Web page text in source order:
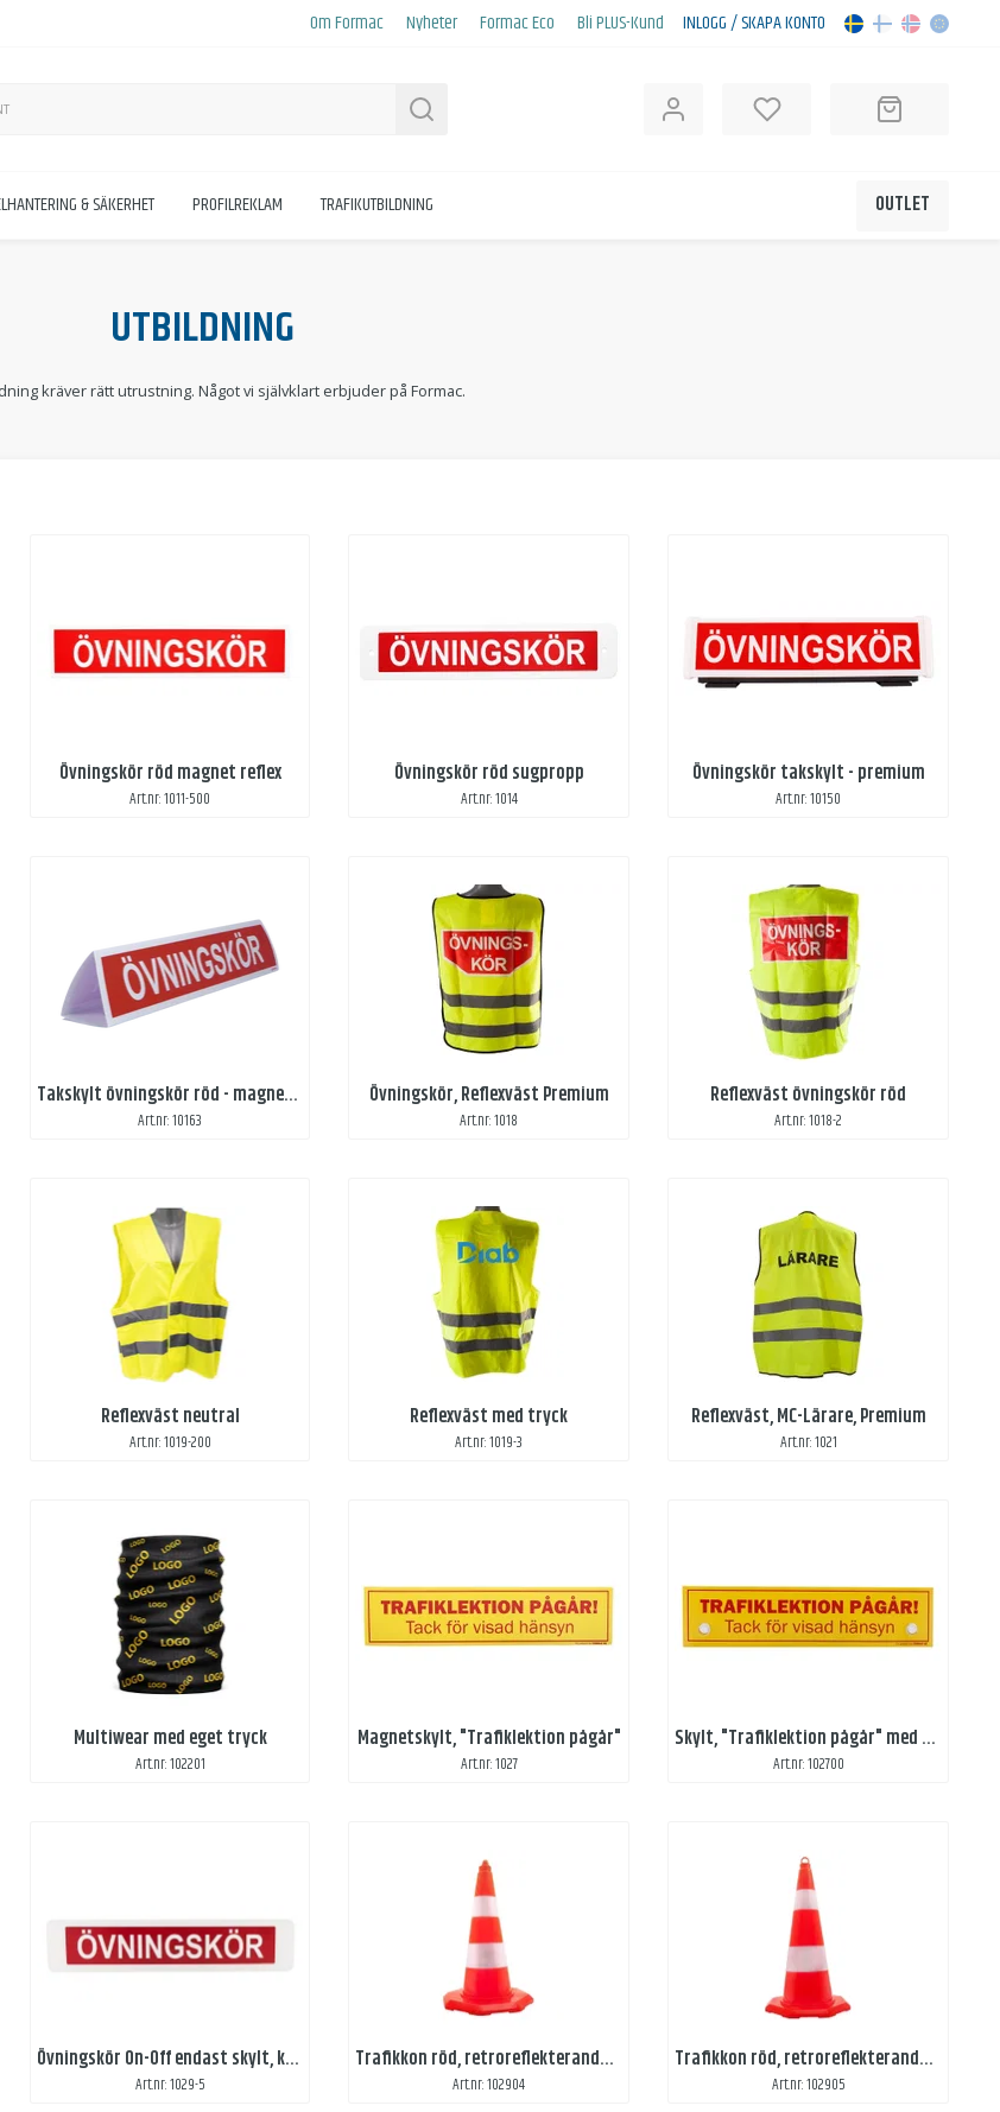
Om Formac Nyheter Formac Eco Bli PLUS-Kund INLOGG / SKAPA KONTO
& SÄKERHET PROFILREKLAM TRAFIKUTBILDNING OUTLET
UTBILDNING
kräver rätt utrustning. Något vi självklart erbjuder på Formac.
Övningskör röd magnet reflex
Art.nr: 1011-500
Övningskör röd sugpropp
Art.nr: 1014
Övningskör takskylt - premium
Art.nr: 10150
Takskylt övningskör röd - magnetfäste
Art.nr: 10163
Övningskör, Reflexväst Premium
Art.nr: 1018
Reflexväst övningskör röd
Art.nr: 1018-2
Reflexväst neutral
Art.nr: 1019-200
Reflexväst med tryck
Art.nr: 1019-3
Reflexväst, MC-Lärare, Premium
Art.nr: 1021
Multiwear med eget tryck
Art.nr: 102201
Magnetskylt, "Trafiklektion pågår"
Art.nr: 1027
Skylt, "Trafiklektion pågår" med sugpropp
Art.nr: 102700
Övningskör On-Off endast skylt, kardborre
Art.nr: 1029-5
Trafikkon röd, retroreflekterande reflex
Art.nr: 102904
Trafikkon röd, retroreflekterande, stor
Art.nr: 102905